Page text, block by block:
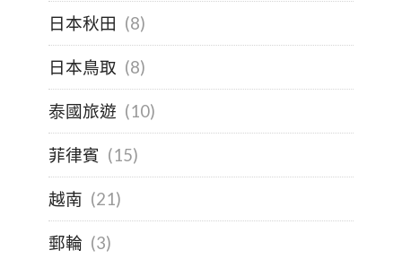
日本秋田 (8)
日本鳥取 (8)
泰國旅遊 (10)
菲律賓 (15)
越南 (21)
郵輪 (3)